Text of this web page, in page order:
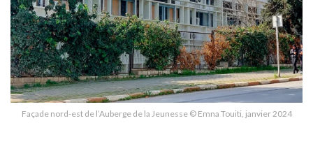
Façade nord-est de l’Auberge de la Jeunesse © Emna Touiti, janvier 2024